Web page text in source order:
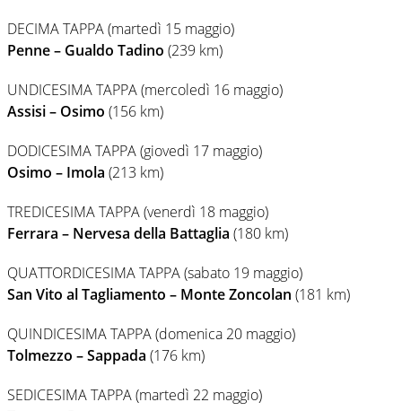
DECIMA TAPPA (martedì 15 maggio)
Penne – Gualdo Tadino (239 km)
UNDICESIMA TAPPA (mercoledì 16 maggio)
Assisi – Osimo (156 km)
DODICESIMA TAPPA (giovedì 17 maggio)
Osimo – Imola (213 km)
TREDICESIMA TAPPA (venerdì 18 maggio)
Ferrara – Nervesa della Battaglia (180 km)
QUATTORDICESIMA TAPPA (sabato 19 maggio)
San Vito al Tagliamento – Monte Zoncolan (181 km)
QUINDICESIMA TAPPA (domenica 20 maggio)
Tolmezzo – Sappada (176 km)
SEDICESIMA TAPPA (martedì 22 maggio)